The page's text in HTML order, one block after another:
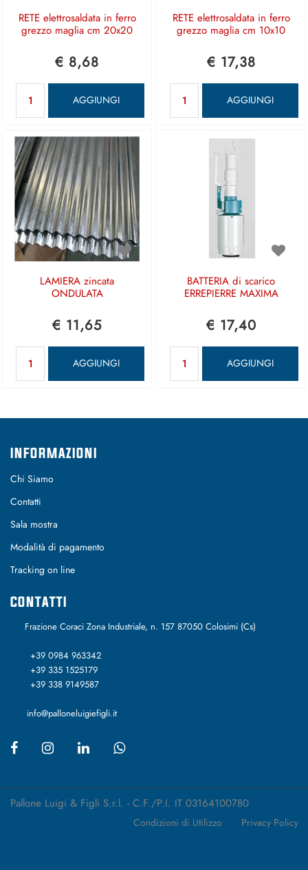
RETE elettrosaldata in ferro
grezzo maglia cm 20x20
€ 8,68
AGGIUNGI
RETE elettrosaldata in ferro
grezzo maglia cm 10x10
€ 17,38
AGGIUNGI
LAMIERA zincata
ONDULATA
€ 11,65
AGGIUNGI
BATTERIA di scarico
ERREPIERRE MAXIMA
€ 17,40
AGGIUNGI
INFORMAZIONI
Chi Siamo
Contatti
Sala mostra
Modalità di pagamento
Tracking on line
CONTATTI
Frazione Coraci Zona Industriale, n. 157 87050 Colosimi (Cs)
+39 0984 963342
+39 335 1525179
+39 338 9149587
info@palloneluigiefigli.it
Pallone Luigi & Figli S.r.l. - C.F./P.I. IT 03164100780
Condizioni di Utilizzo Privacy Policy